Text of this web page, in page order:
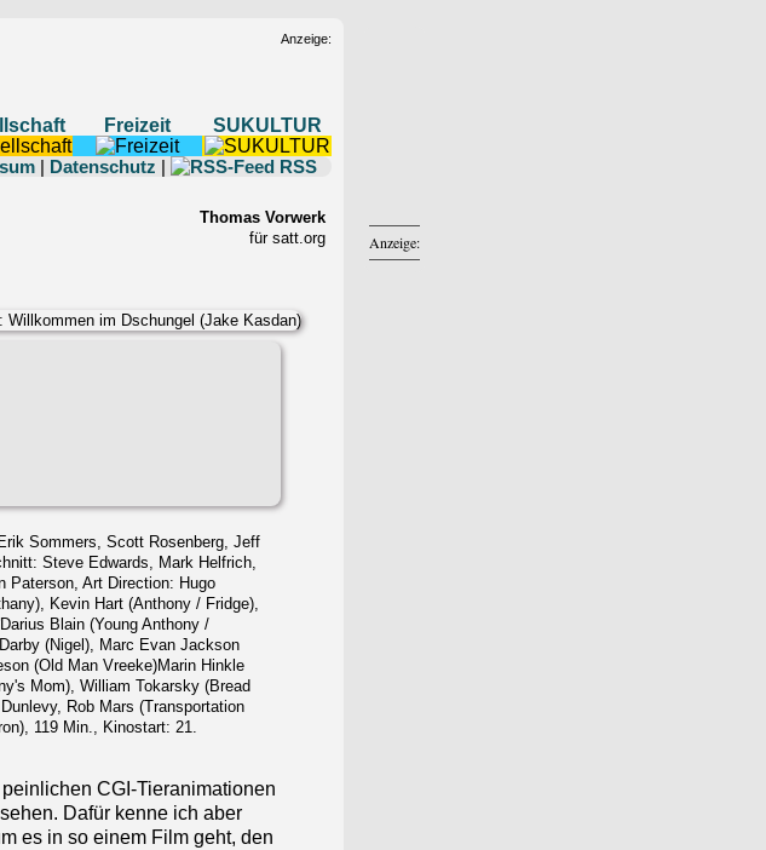
Anzeige:
Anzeige:
Freizeit
SUKULTUR
| Datenschutz | RSS
Thomas Vorwerk
für satt.org
Sommers, Scott Rosenberg, Jeff
Steve Edwards, Mark Helfrich,
Paterson, Art Direction: Hugo
Kevin Hart (Anthony / Fridge),
Blain (Young Anthony /
(Nigel), Marc Evan Jackson
(Old Man Vreeke)Marin Hinkle
Mom), William Tokarsky (Bread
Rob Mars (Transportation
119 Min., Kinostart: 21.
CGI-Tieranimationen
Dafür kenne ich aber
es in so einem Film geht, den